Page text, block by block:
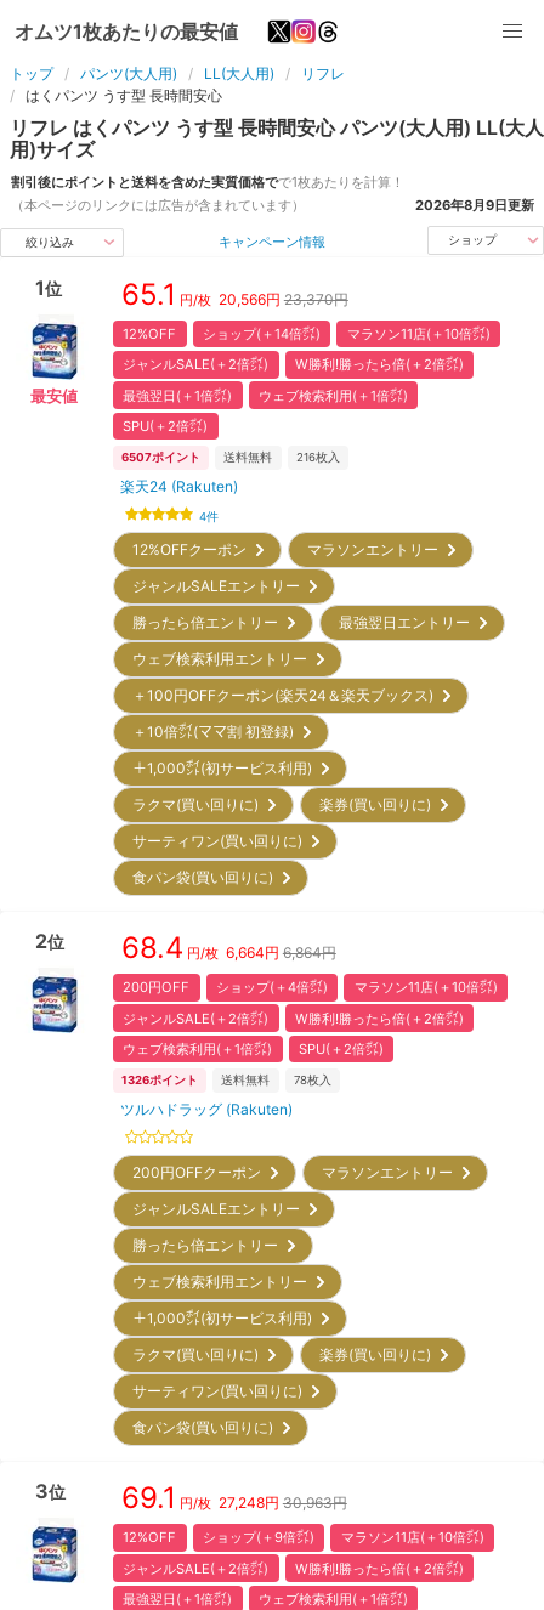
オムツ1枚あたりの最安値
トップ パンツ(大人用) LL(大人用)
リフレ
はくパンツ うす型 長時間安心
リフレ はくパンツ うす型 長時間安心パンツ(大人用) LL(大人
用)サイズ
割引後にポイントと送料を含めた実質価格でで1枚あたりを計算！
（本ページのリンクには広告が含まれています）
2026年8月9日更新
絞り込み キャンペーン情報 ショップ
1位
最安値
65.1 円/枚 20,566円 23,370円
12%OFF ショップ(＋14倍㌽)
マラソン11店(＋10倍㌽)
ジャンルSALE(＋2倍㌽)
W勝利!勝ったら倍(＋2倍㌽)
最強翌日(＋1倍㌽)
ウェブ検索利用(＋1倍㌽)
SPU(＋2倍㌽)
6507ポイント 送料無料 216枚入
楽天24 (Rakuten)
4件
12%OFFクーポン
マラソンエントリー
ジャンルSALEエントリー
勝ったら倍エントリー
最強翌日エントリー
ウェブ検索利用エントリー
＋100円OFFクーポン(楽天24＆楽天ブックス)
＋10倍㌽(ママ割 初登録)
＋1,000㌽(初サービス利用)
ラクマ(買い回りに)
楽券(買い回りに)
サーティワン(買い回りに)
食パン袋(買い回りに)
2位 68.4 円/枚 6,664円 6,864円
200円OFF ショップ(＋4倍㌽)
マラソン11店(＋10倍㌽)
ジャンルSALE(＋2倍㌽)
W勝利!勝ったら倍(＋2倍㌽)
ウェブ検索利用(＋1倍㌽)
SPU(＋2倍㌽)
1326ポイント 送料無料 78枚入
ツルハドラッグ (Rakuten)
200円OFFクーポン
マラソンエントリー
ジャンルSALEエントリー
勝ったら倍エントリー
ウェブ検索利用エントリー
＋1,000㌽(初サービス利用)
ラクマ(買い回りに)
楽券(買い回りに)
サーティワン(買い回りに)
食パン袋(買い回りに)
3位 69.1 円/枚 27,248円 30,963円
12%OFF ショップ(＋9倍㌽)
マラソン11店(＋10倍㌽)
ジャンルSALE(＋2倍㌽)
W勝利!勝ったら倍(＋2倍㌽)
最強翌日(＋1倍㌽)
ウェブ検索利用(＋1倍㌽)